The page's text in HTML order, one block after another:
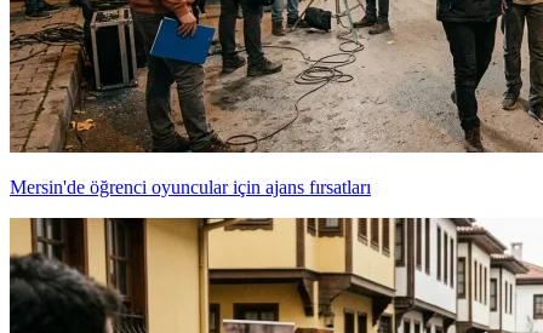
Mersin'de öğrenci oyuncular için ajans fırsatları